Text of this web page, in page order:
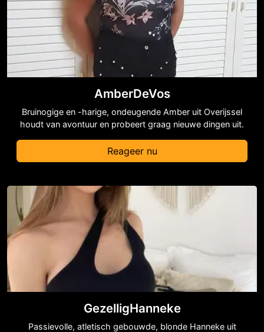
AmberDeVos
Bruinogige en -harige, ondeugende Amber uit Overijssel
houdt van avontuur en probeert graag nieuwe dingen uit.
Reageer nu
GezelligHanneke
Passievolle, atletisch gebouwde, blonde Hanneke uit